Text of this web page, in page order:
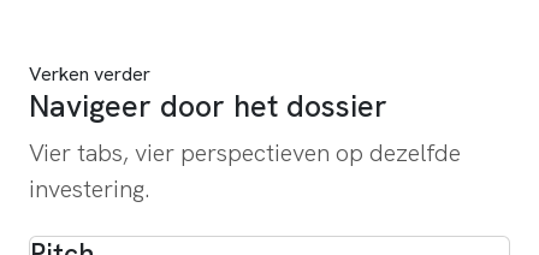
Verken verder
Navigeer door het dossier
Vier tabs, vier perspectieven op dezelfde
investering.